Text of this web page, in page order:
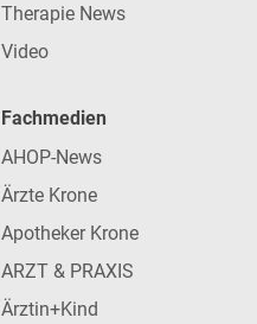
Therapie News
Video
Fachmedien
AHOP-News
Ärzte Krone
Apotheker Krone
ARZT & PRAXIS
Ärztin+Kind